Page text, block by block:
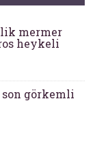
mermer
heykeli
görkemli